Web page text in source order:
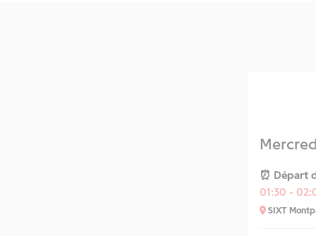
⏰ Départ
01:30 -
SIXT